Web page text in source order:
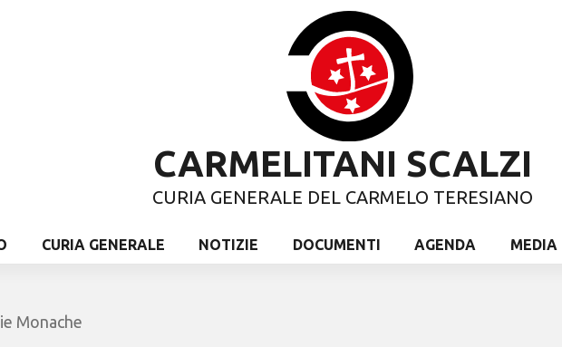
CARMELITANI SCALZI
CURIA GENERALE DEL CARMELO TERESIANO
CURIA GENERALE NOTIZIE DOCUMENTI AGENDA MEDIA
Monache